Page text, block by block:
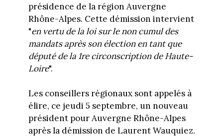
présidence de la région Auvergne
Rhône-Alpes. Cette démission intervient
"en vertu de la loi sur le non cumul des
mandats après son élection en tant que
député de la 1re circonscription de Haute-
Loire".
Les conseillers régionaux sont appelés à
élire, ce jeudi 5 septembre, un nouveau
président pour Auvergne Rhône-Alpes
après la démission de Laurent Wauquiez.